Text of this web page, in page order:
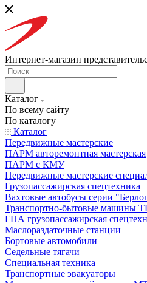
Интернет-магазин
Каталог
По всему сайту
По каталогу
Каталог
Передвижные мастерские
ПАРМ авторемонтная мастерская
ПАРМ с КМУ
Передвижные мастерские
Грузопассажирская спецтехника
Вахтовые автобусы серии
Транспортно-бытовые машины
ГПА грузопассажирская
Маслораздаточные станции
Бортовые автомобили
Седельные тягачи
Специальная техника
Транспортные эвакуаторы